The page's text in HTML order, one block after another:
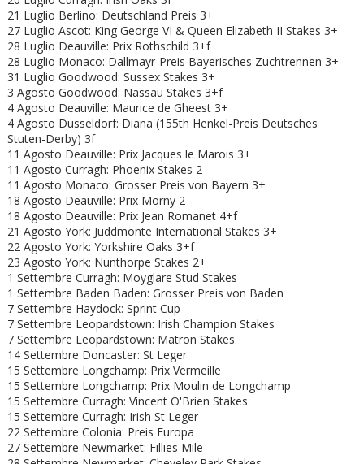
21 Luglio Berlino: Deutschland Preis 3+
27 Luglio Ascot: King George VI & Queen Elizabeth II Stakes 3+
28 Luglio Deauville: Prix Rothschild 3+f
28 Luglio Monaco: Dallmayr-Preis Bayerisches Zuchtrennen 3+
31 Luglio Goodwood: Sussex Stakes 3+
3 Agosto Goodwood: Nassau Stakes 3+f
4 Agosto Deauville: Maurice de Gheest 3+
4 Agosto Dusseldorf: Diana (155th Henkel-Preis Deutsches
Stuten-Derby) 3f
11 Agosto Deauville: Prix Jacques le Marois 3+
11 Agosto Curragh: Phoenix Stakes 2
11 Agosto Monaco: Grosser Preis von Bayern 3+
18 Agosto Deauville: Prix Morny 2
18 Agosto Deauville: Prix Jean Romanet 4+f
21 Agosto York: Juddmonte International Stakes 3+
22 Agosto York: Yorkshire Oaks 3+f
23 Agosto York: Nunthorpe Stakes 2+
1 Settembre Curragh: Moyglare Stud Stakes
1 Settembre Baden Baden: Grosser Preis von Baden
7 Settembre Haydock: Sprint Cup
7 Settembre Leopardstown: Irish Champion Stakes
7 Settembre Leopardstown: Matron Stakes
14 Settembre Doncaster: St Leger
15 Settembre Longchamp: Prix Vermeille
15 Settembre Longchamp: Prix Moulin de Longchamp
15 Settembre Curragh: Vincent O'Brien Stakes
15 Settembre Curragh: Irish St Leger
22 Settembre Colonia: Preis Europa
27 Settembre Newmarket: Fillies Mile